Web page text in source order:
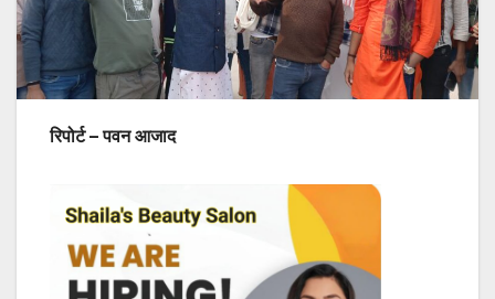
रिपोर्ट – पवन आजाद